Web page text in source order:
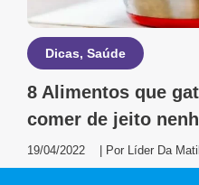
Dicas, Saúde
8 Alimentos que
comer de jeito
19/04/2022 | Por Líder Da